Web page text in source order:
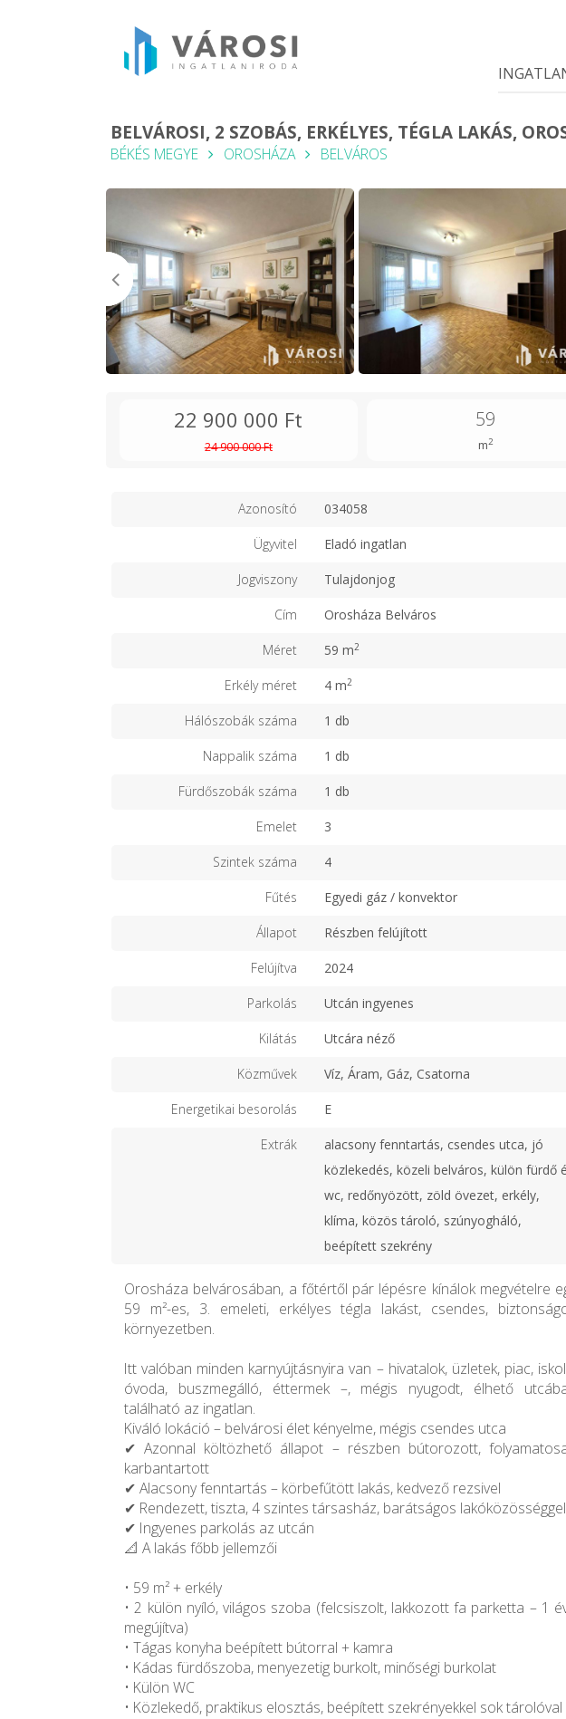
BELVÁROSI, 2 SZOBÁS, ERKÉLYES, TÉGLA LAKÁS,
BÉKÉS MEGYE OROSHÁZA BELVÁROS
22 900 000 Ft
24 900 000 Ft
59
m2
Azonosító 034058
Ügyvitel Eladó ingatlan
Jogviszony Tulajdonjog
Cím Orosháza Belváros
Méret 59 m2
Erkély méret 4 m2
Hálószobák száma 1 db
Nappalik száma 1 db
Fürdőszobák száma 1 db
Emelet 3
Szintek száma 4
Fűtés Egyedi gáz / konvektor
Állapot Részben felújított
Felújítva 2024
Parkolás Utcán ingyenes
Kilátás Utcára néző
Közművek Víz, Áram, Gáz, Csatorna
Energetikai besorolás E
Extrák
alacsony fenntartás, csendes utca, jó
közlekedés, közeli belváros, külön fürdő
wc, redőnyözött, zöld övezet, erkély,
klíma, közös tároló, szúnyogháló,
beépített szekrény
Orosháza belvárosában, a főtértől pár lépésre kínálok megvételre
59 m²-es, 3. emeleti, erkélyes tégla lakást, csendes,
környezetben.
Itt valóban minden karnyújtásnyira van – hivatalok, üzletek, piac,
óvoda, buszmegálló, éttermek –, mégis nyugodt, élhető
található az ingatlan.
Kiváló lokáció – belvárosi élet kényelme, mégis csendes utca
✔ Azonnal költözhető állapot – részben bútorozott,
karbantartott
✔ Alacsony fenntartás – körbefűtött lakás, kedvező rezsivel
✔ Rendezett, tiszta, 4 szintes társasház, barátságos lakóközösséggel
✔ Ingyenes parkolás az utcán
📐 A lakás főbb jellemzői
• 59 m² + erkély
• 2 külön nyíló, világos szoba (felcsiszolt, lakkozott fa parketta – 1
megújítva)
• Tágas konyha beépített bútorral + kamra
• Kádas fürdőszoba, menyezetig burkolt, minőségi burkolat
• Külön WC
• Közlekedő, praktikus elosztás, beépített szekrényekkel sok tárolóval